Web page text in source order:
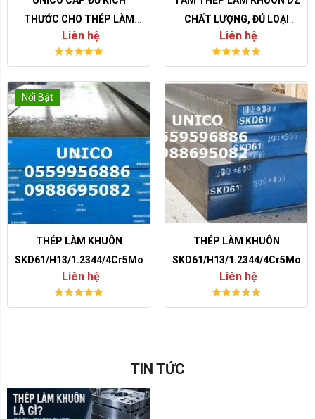
THƯỚC CHO THÉP LÀM
KHUÔN TRÒN ĐẶC H13
Liên hệ
CHẤT LƯỢNG, ĐỦ LOẠI
KÍCH THƯỚC
Liên hệ
Nổi Bật
THÉP LÀM KHUÔN
SKD61/H13/1.2344/4Cr5MoSiV
Liên hệ
THÉP LÀM KHUÔN
SKD61/H13/1.2344/
Liên hệ
TIN TỨC